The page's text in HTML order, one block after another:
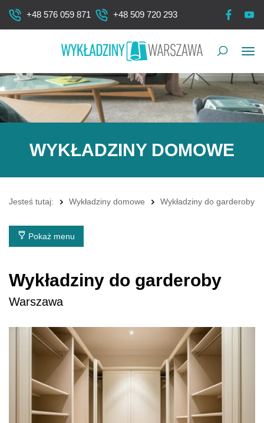
+48 576 059 871 +48 509 720 293
WYKŁADZINY DOMOWE
Jesteś tutaj: Wykładziny domowe Wykładziny do garderoby
Pokaż menu
Wykładziny do garderoby
Warszawa